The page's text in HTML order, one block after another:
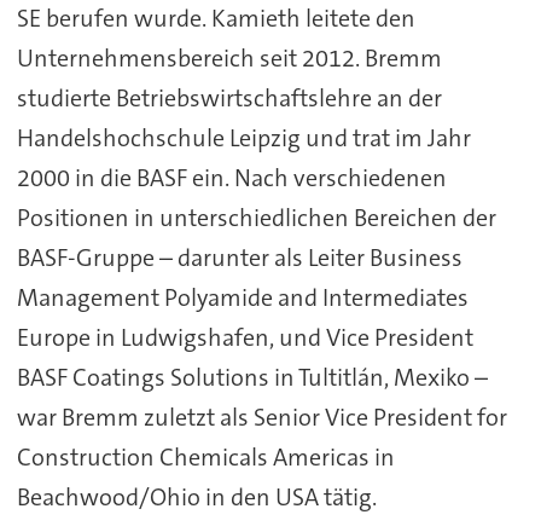
SE berufen wurde. Kamieth leitete den
Unternehmensbereich seit 2012. Bremm
studierte Betriebswirtschaftslehre an der
Handelshochschule Leipzig und trat im Jahr
2000 in die BASF ein. Nach verschiedenen
Positionen in unterschiedlichen Bereichen der
BASF-Gruppe – darunter als Leiter Business
Management Polyamide and Intermediates
Europe in Ludwigshafen, und Vice President
BASF Coatings Solutions in Tultitlán, Mexiko –
war Bremm zuletzt als Senior Vice President for
Construction Chemicals Americas in
Beachwood/Ohio in den USA tätig.